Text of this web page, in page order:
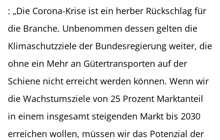
: „Die Corona-Krise ist ein herber Rückschlag für
die Branche. Unbenommen dessen gelten die
Klimaschutzziele der Bundesregierung weiter, die
ohne ein Mehr an Gütertransporten auf der
Schiene nicht erreicht werden können. Wenn wir
die Wachstumsziele von 25 Prozent Marktanteil
in einem insgesamt steigenden Markt bis 2030
erreichen wollen, müssen wir das Potenzial der